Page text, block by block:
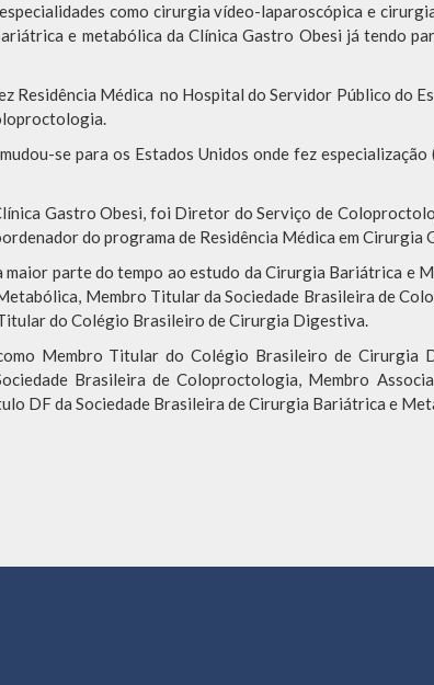
como cirurgia vídeo-laparoscópica e
e metabólica da Clínica Gastro Obesi já tendo
Residência Médica no Hospital do Servidor Público do
se para os Estados Unidos onde fez
Gastro Obesi, foi Diretor do Serviço de
do programa de Residência Médica em Cirurgia
maior parte do tempo ao estudo da Cirurgia Bariátrica e
Membro Titular da Sociedade Brasileira de
do Colégio Brasileiro de Cirurgia Digestiva.
Membro Titular do Colégio Brasileiro de
Brasileira de Coloproctologia, Membro
DF da Sociedade Brasileira de Cirurgia Bariátrica e